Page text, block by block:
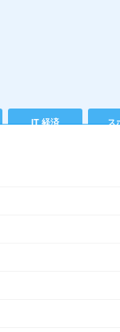
IT 経済 ス